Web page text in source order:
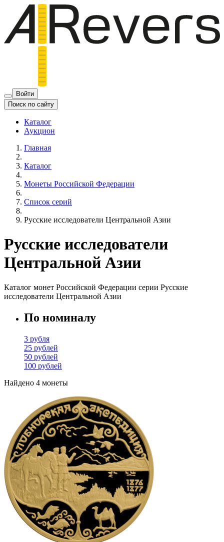
Войти
Поиск по сайту
Каталог
Аукцион
Главная
Каталог
Монеты Российской Федерации
Список серий
Русские исследователи Центральной Азии
Русские исследователи
Центральной Азии
Каталог монет Российской Федерации серии Русские
исследователи Центральной Азии
По номиналу
3 рубля
25 рублей
50 рублей
100 рублей
Найдено 4 монеты